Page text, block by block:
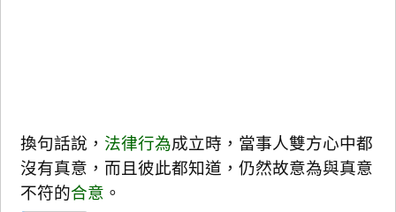
換句話說， 法律行為成立時，當事人雙方心中都
沒有真意，而且彼此都知道，仍然故意為與真意
不符的合意 。